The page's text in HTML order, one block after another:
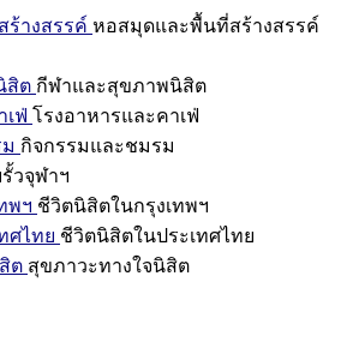
างสรรค์ หอสมุดและพื้นที่สร้างสรรค์
สิต กีฬาและสุขภาพนิสิต
ฟ่ โรงอาหารและคาเฟ่
กิจกรรมและชมรม
วจุฬาฯ
พฯ ชีวิตนิสิตในกรุงเทพฯ
ศไทย ชีวิตนิสิตในประเทศไทย
ต สุขภาวะทางใจนิสิต